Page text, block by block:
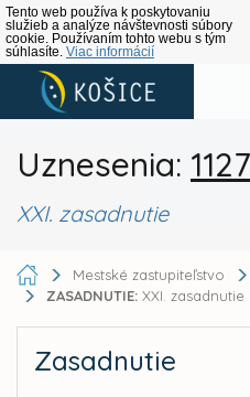
Tento web používa k poskytovaniu
služieb a analýze návštevnosti súbory
cookie. Používaním tohto webu s tým
súhlasíte. Viac informácií
Uznesenia:
XXI. zasadnutie
Mestské zastupiteľstvo
ZASADNUTIE: XXI. zasadnutie
Zasadnutie